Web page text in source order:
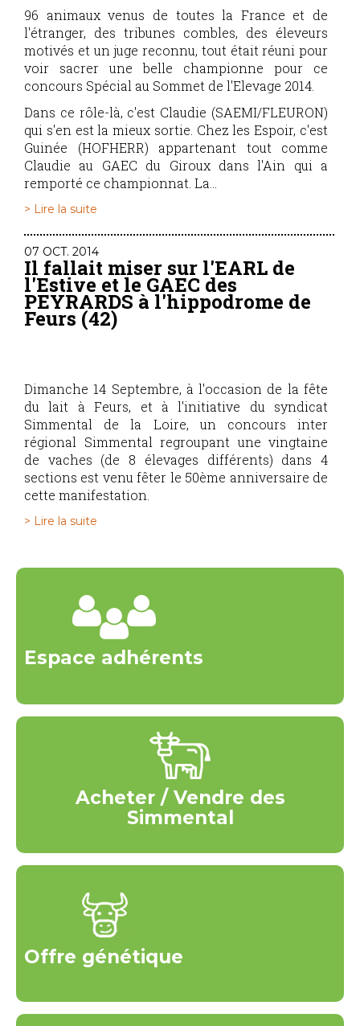
96 animaux venus de toutes la France et de
l'étranger, des tribunes combles, des éleveurs
motivés et un juge reconnu, tout était réuni pour
voir sacrer une belle championne pour ce
concours Spécial au Sommet de l'Elevage 2014.
Dans ce rôle-là, c'est Claudie (SAEMI/FLEURON)
qui s'en est la mieux sortie. Chez les Espoir, c'est
Guinée (HOFHERR) appartenant tout comme
Claudie au GAEC du Giroux dans l'Ain qui a
remporté ce championnat. La...
> Lire la suite
07 OCT. 2014
Il fallait miser sur l'EARL de
l'Estive et le GAEC des
PEYRARDS à l'hippodrome de
Feurs (42)
Dimanche 14 Septembre, à l'occasion de la fête
du lait à Feurs, et à l'initiative du syndicat
Simmental de la Loire, un concours inter
régional Simmental regroupant une vingtaine
de vaches (de 8 élevages différents) dans 4
sections est venu fêter le 50ème anniversaire de
cette manifestation.
> Lire la suite
Espace adhérents
Acheter / Vendre des
Simmental
Offre génétique